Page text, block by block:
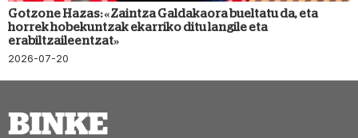
Gotzone Hazas: «Zaintza Galdakaora bueltatu da, eta
horrek hobekuntzak ekarriko ditu langile eta
erabiltzaileentzat»
2026-07-20